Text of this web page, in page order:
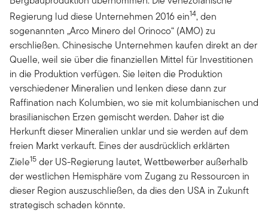
Regierung lud diese Unternehmen 2016 ein14, den
sogenannten „Arco Minero del Orinoco“ (AMO) zu
erschließen. Chinesische Unternehmen kaufen direkt an der
Quelle, weil sie über die finanziellen Mittel für Investitionen
in die Produktion verfügen. Sie leiten die Produktion
verschiedener Mineralien und lenken diese dann zur
Raffination nach Kolumbien, wo sie mit kolumbianischen und
brasilianischen Erzen gemischt werden. Daher ist die
Herkunft dieser Mineralien unklar und sie werden auf dem
freien Markt verkauft. Eines der ausdrücklich erklärten
Ziele15 der US-Regierung lautet, Wettbewerber außerhalb
der westlichen Hemisphäre vom Zugang zu Ressourcen in
dieser Region auszuschließen, da dies den USA in Zukunft
strategisch schaden könnte.